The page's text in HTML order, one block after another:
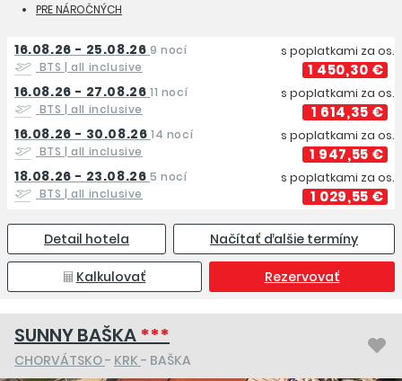
PRE NÁROČNÝCH
16.08.26 - 25.08.26 9 nocí
BTS| all inclusive
s poplatkami za os.
1 450,30 €
16.08.26 - 27.08.26 11 nocí
BTS| all inclusive
s poplatkami za os.
1 614,35 €
16.08.26 - 30.08.26 14 nocí
BTS| all inclusive
s poplatkami za os.
1 947,55 €
18.08.26 - 23.08.26 5 nocí
BTS| all inclusive
s poplatkami za os.
1 029,55 €
Detail hotela Načítať ďalšie termíny
Kalkulovať Rezervovať
SUNNY BAŠKA***
CHORVÁTSKO- KRK - BAŠKA